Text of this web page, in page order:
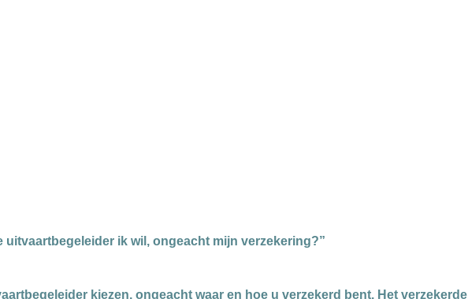
uitvaartbegeleider ik wil, ongeacht mijn verzekering?”
kiezen, ongeacht waar en hoe u verzekerd bent. Het verzekerde